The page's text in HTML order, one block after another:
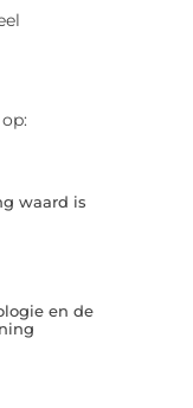
waard is
en de